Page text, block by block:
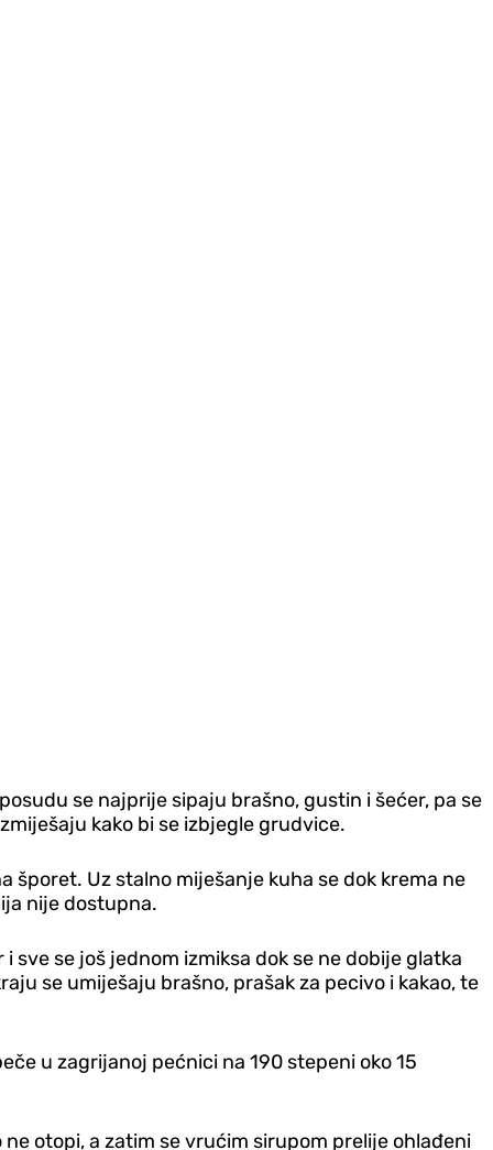
se najprije sipaju brašno, gustin i šećer, pa se
kako bi se izbjegle grudvice.
šporet. Uz stalno miješanje kuha se dok krema ne
nije dostupna.
se još jednom izmiksa dok se ne dobije glatka
se umiješaju brašno, prašak za pecivo i kakao, te
u zagrijanoj pećnici na 190 stepeni oko 15
otopi, a zatim se vrućim sirupom prelije ohlađeni